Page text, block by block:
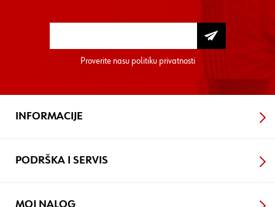
Proverite nasu politiku privatnosti
INFORMACIJE
PODRŠKA I SERVIS
MOJ NALOG